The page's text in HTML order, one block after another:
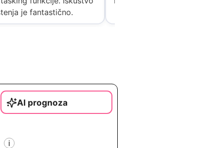
je fantastično.
AI prognoza
i